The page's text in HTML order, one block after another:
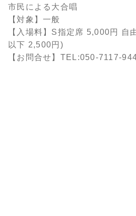
市民による大合唱
【対象】一般
【入場料】S指定席 5,000円 自
以下 2,500円)
【お問合せ】TEL:050-7117-